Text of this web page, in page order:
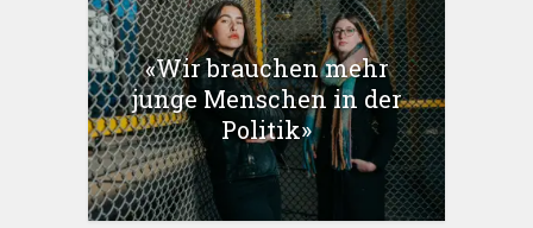
«Wir brauchen mehr
junge Menschen in der
Politik»